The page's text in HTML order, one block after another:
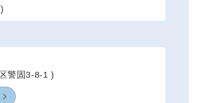
警固3-8-1 )